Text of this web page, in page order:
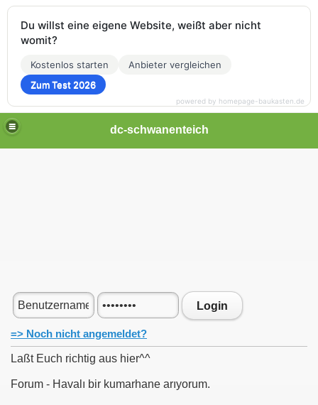
dc-schwanenteich
Login
=> Noch nicht angemeldet?
Laßt Euch richtig aus hier^^
Forum - Havalı bir kumarhane arıyorum.
Du willst eine eigene Website, weißt aber nicht
womit?
Kostenlos starten
Anbieter vergleichen
Zum Test 2026
powered by homepage-baukasten.de